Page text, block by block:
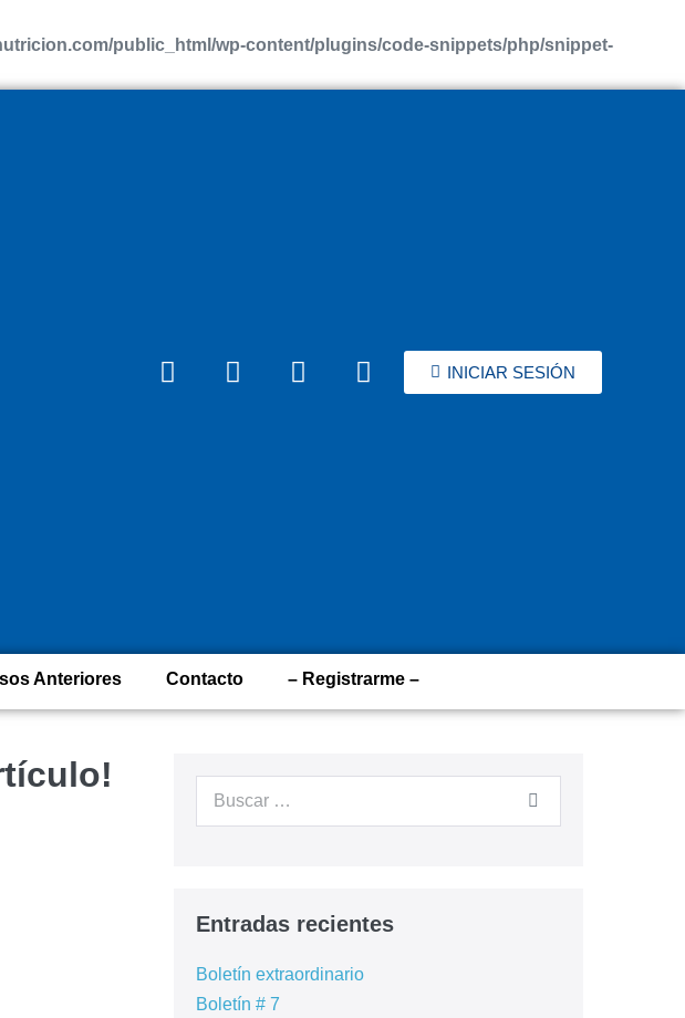
public_html/wp-content/plugins/code-snippets/php/snippet-
INICIAR SESIÓN
Anteriores Contacto – Registrarme –
Entradas recientes
Boletín extraordinario
Boletín # 7